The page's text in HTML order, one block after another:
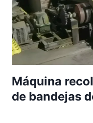
Máquina
de bandejas